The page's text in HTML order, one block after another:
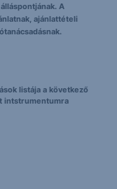
A
ajánlattételi
listája a következő
intstrumentumra